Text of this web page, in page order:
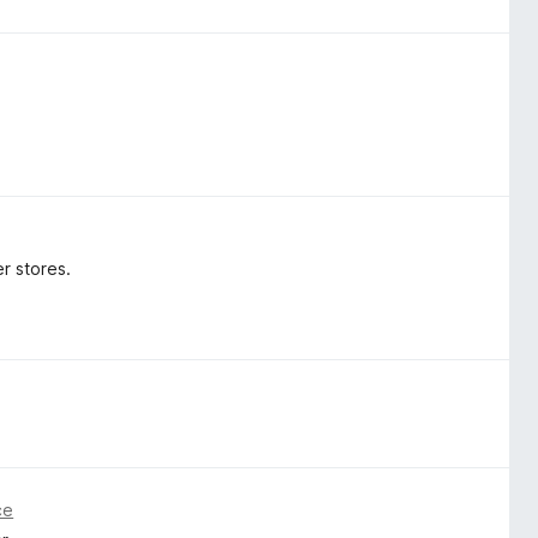
stores.